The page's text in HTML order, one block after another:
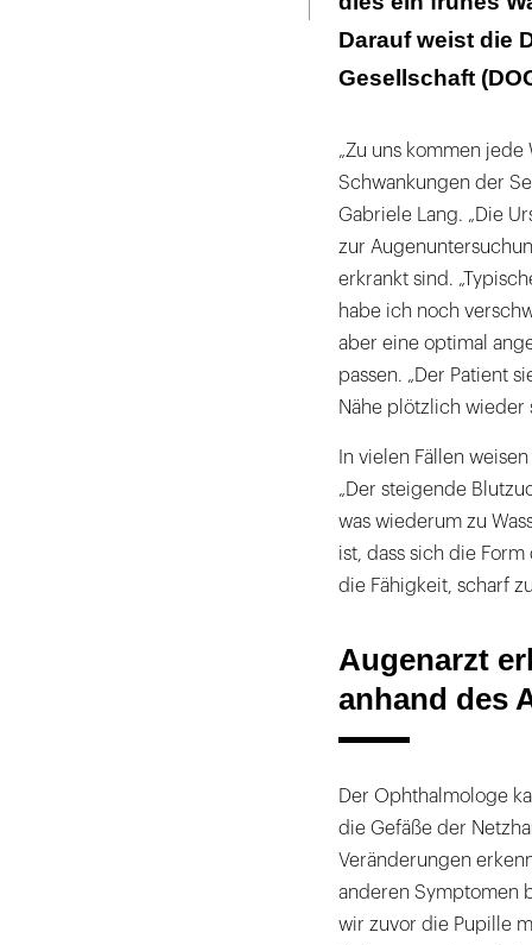
Darauf weist die
Gesellschaft
„Zu uns kommen
Schwankungen der
Gabriele Lang. „Die
zur
erkrankt sind.
habe ich noch
aber eine optimal
passen. „Der Patient
Nähe plötzlich wieder
In vielen Fällen
„Der steigende
was wiederum zu
ist, dass sich die
die Fähigkeit, scharf
Augenarzt
anhand des
Der Ophthalmologe
die Gefäße der
Veränderungen
anderen Symptomen
wir zuvor die Pupille